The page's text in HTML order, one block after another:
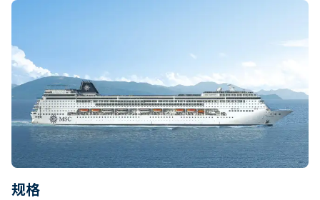
规格